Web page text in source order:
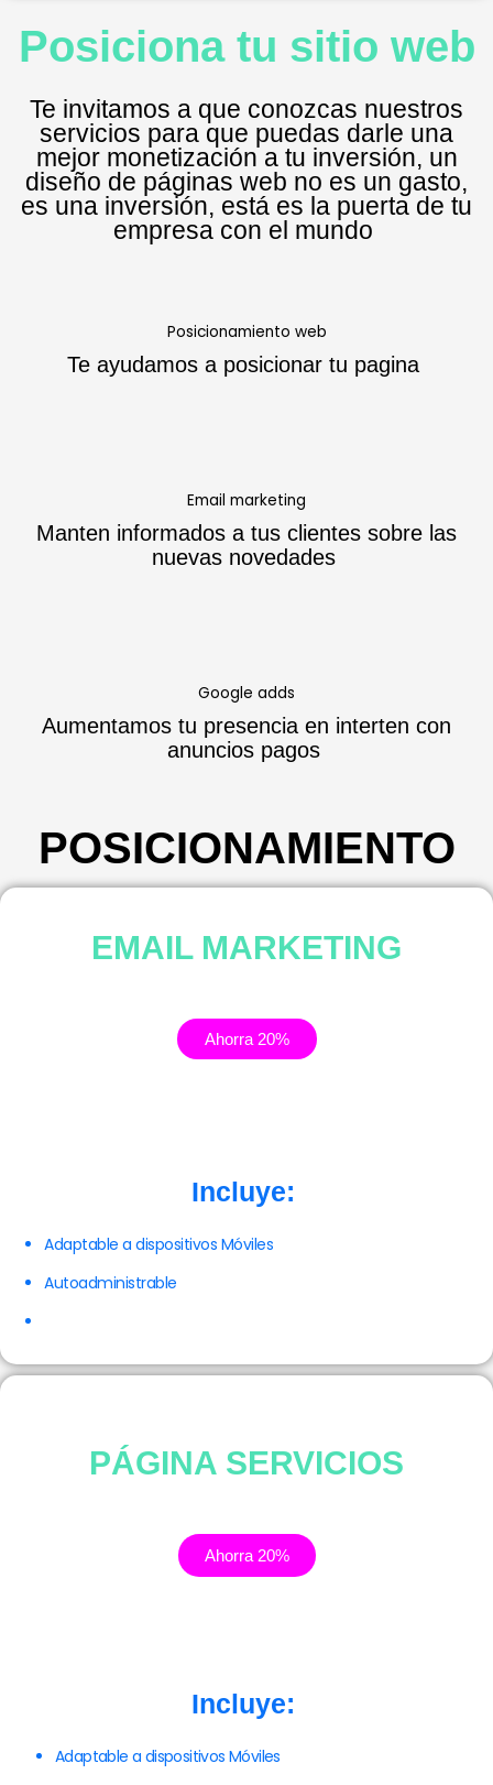
Posiciona tu sitio web
Te invitamos a que conozcas nuestros
servicios para que puedas darle una
mejor monetización a tu inversión, un
diseño de páginas web no es un gasto,
es una inversión, está es la puerta de tu
empresa con el mundo
Posicionamiento web
Te ayudamos a posicionar tu pagina
Email marketing
Manten informados a tus clientes sobre las
nuevas novedades
Google adds
Aumentamos tu presencia en interten con
anuncios pagos
POSICIONAMIENTO
EMAIL MARKETING
Ahorra 20%
Incluye:
Adaptable a dispositivos Móviles
Autoadministrable
PÁGINA SERVICIOS
Ahorra 20%
Incluye:
Adaptable a dispositivos Móviles